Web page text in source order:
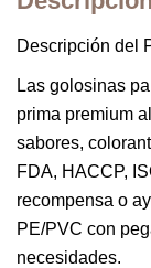
Descripción del
Las golosinas
prima premium
sabores,
FDA, HACCP,
recompensa o
PE/PVC con
necesidades.